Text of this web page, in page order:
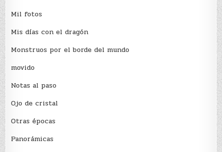
Mil fotos
Mis días con el dragón
Monstruos por el borde del mundo
movido
Notas al paso
Ojo de cristal
Otras épocas
Panorámicas